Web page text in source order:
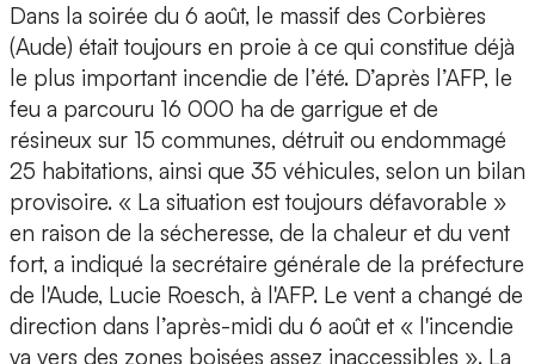
Dans la soirée du 6 août, le massif des Corbières
(Aude) était toujours en proie à ce qui constitue déjà
le plus important incendie de l’été. D’après l’AFP, le
feu a parcouru 16 000 ha de garrigue et de
résineux sur 15 communes, détruit ou endommagé
25 habitations, ainsi que 35 véhicules, selon un bilan
provisoire. « La situation est toujours défavorable »
en raison de la sécheresse, de la chaleur et du vent
fort, a indiqué la secrétaire générale de la préfecture
de l'Aude, Lucie Roesch, à l'AFP. Le vent a changé de
direction dans l’après-midi du 6 août et « l'incendie
va vers des zones boisées assez inaccessibles ». La